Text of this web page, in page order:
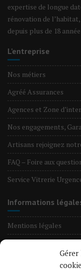
expertise de longue
rénovation de
depuis plus de 18
L’entreprise
Nos métiers
Agréé Assurances
Agences et Zone
Nos engagements,
Artisans rejoignez
FAQ – Foire aux
Service Vitrerie
Informations
Mentions légales
Nos Tarifs
Informations Cookies